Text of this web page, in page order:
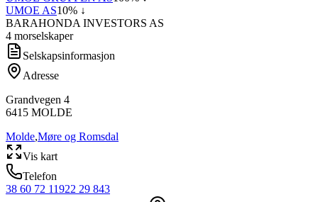
UMOE AS10% ↓
BARAHONDA INVESTORS AS
4 morselskaper
Selskapsinformasjon
Adresse
Grandvegen 4
6415 MOLDE
Molde,Møre og Romsdal
Vis kart
Telefon
38 60 72 11922 29 843